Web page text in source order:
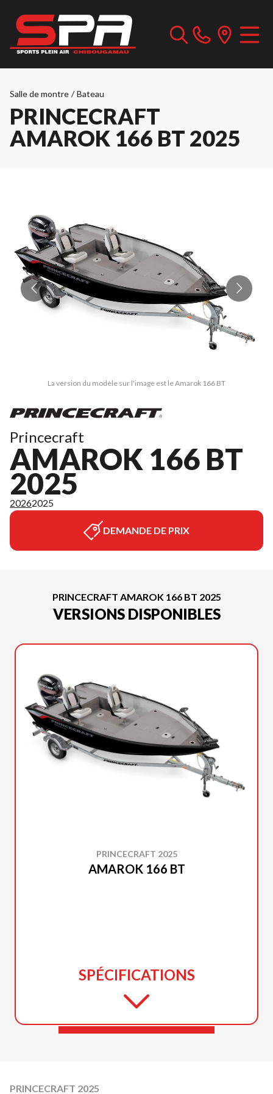
Salle de montre / Bateau
PRINCECRAFT
AMAROK 166 BT 2025
La version du modèle sur l'image est le Amarok 166 BT
Princecraft
AMAROK 166 BT
2025
20262025
DEMANDE DE PRIX
PRINCECRAFT AMAROK 166 BT 2025
VERSIONS DISPONIBLES
PRINCECRAFT 2025
AMAROK 166 BT
SPÉCIFICATIONS
PRINCECRAFT 2025